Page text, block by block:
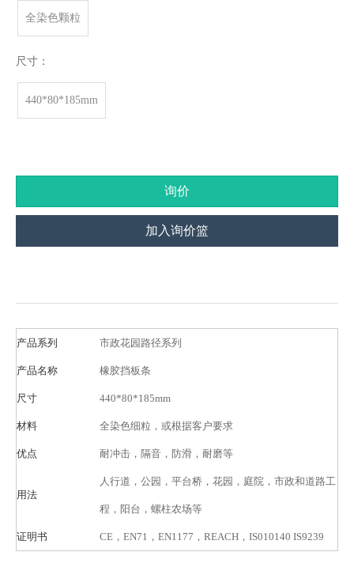
全染色颗粒
尺寸：
440*80*185mm
询价
加入询价篮
产品系列 市政花园路径系列
产品名称 橡胶挡板条
尺寸 440*80*185mm
材料 全染色细粒，或根据客户要求
优点 耐冲击，隔音，防滑，耐磨等
用法
人行道，公园，平台桥，花园，庭院，市政和道路工
程，阳台，螺柱农场等
证明书 CE，EN71，EN1177，REACH，IS010140 IS9239